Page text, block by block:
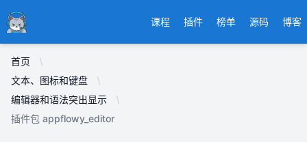
Ducafecat 课程 插件 榜单 源码 博客
首页
文本、图标和键盘
编辑器和语法突出显示
插件包 appflowy_editor